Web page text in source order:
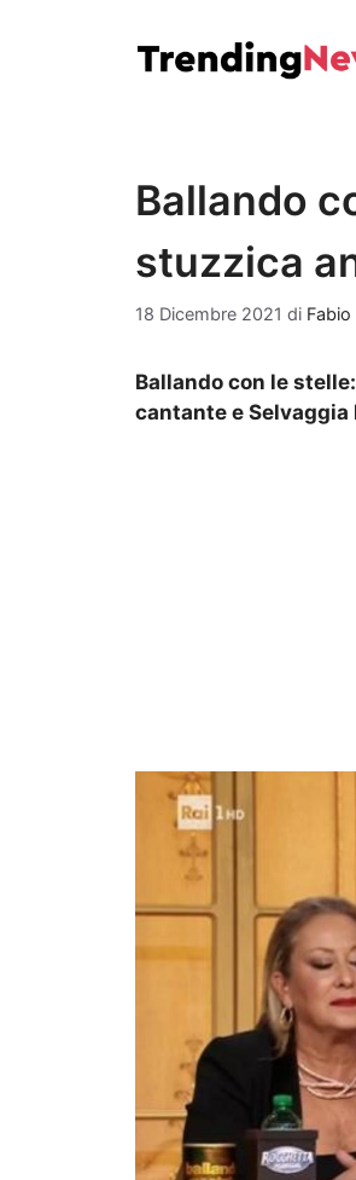
Ballando
stuzzica
18 Dicembre 2021 di Fabio
Ballando con le
cantante e